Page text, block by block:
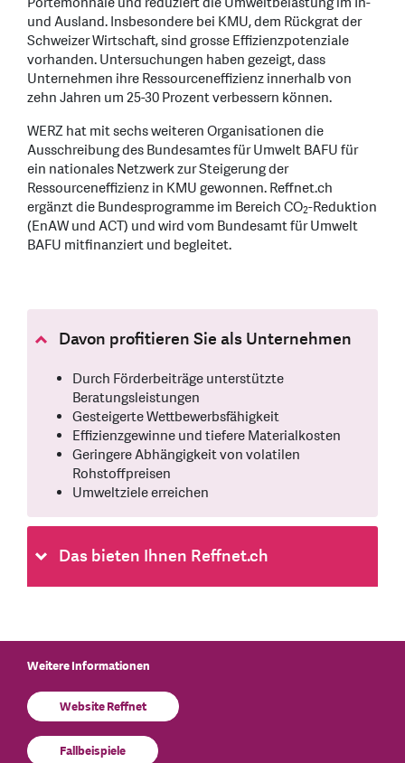
und Ausland. Insbesondere bei KMU, dem Rückgrat der
Schweizer Wirtschaft, sind grosse Effizienzpotenziale
vorhanden. Untersuchungen haben gezeigt, dass
Unternehmen ihre Ressourceneffizienz innerhalb von
zehn Jahren um 25-30 Prozent verbessern können.
WERZ hat mit sechs weiteren Organisationen die
Ausschreibung des Bundesamtes für Umwelt BAFU für
ein nationales Netzwerk zur Steigerung der
Ressourceneffizienz in KMU gewonnen. Reffnet.ch
ergänzt die Bundesprogramme im Bereich CO2-Reduktion
(EnAW und ACT) und wird vom Bundesamt für Umwelt
BAFU mitfinanziert und begleitet.
Davon profitieren Sie als Unternehmen
Durch Förderbeiträge unterstützte
Beratungsleistungen
Gesteigerte Wettbewerbsfähigkeit
Effizienzgewinne und tiefere Materialkosten
Geringere Abhängigkeit von volatilen
Rohstoffpreisen
Umweltziele erreichen
Das bieten Ihnen Reffnet.ch
Weitere Informationen
Website Reffnet
Fallbeispiele